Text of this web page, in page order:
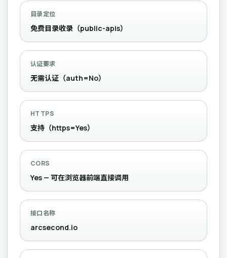
目录定位
免费目录收录（public-apis）
认证要求
无需认证（auth=No）
HTTPS
支持（https=Yes）
CORS
Yes — 可在浏览器前端直接调用
接口名称
arcsecond.io